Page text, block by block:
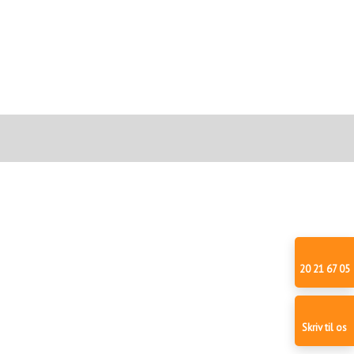
20 21 67 05
Skriv til os